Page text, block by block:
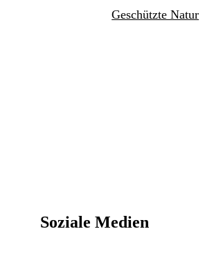
Geschützte Natur
Soziale Medien